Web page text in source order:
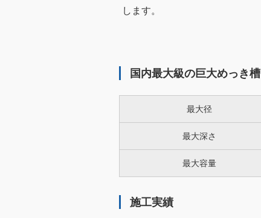
します。
国内最大級の巨大めっき槽
最大径
最大深さ
最大容量
施工実績